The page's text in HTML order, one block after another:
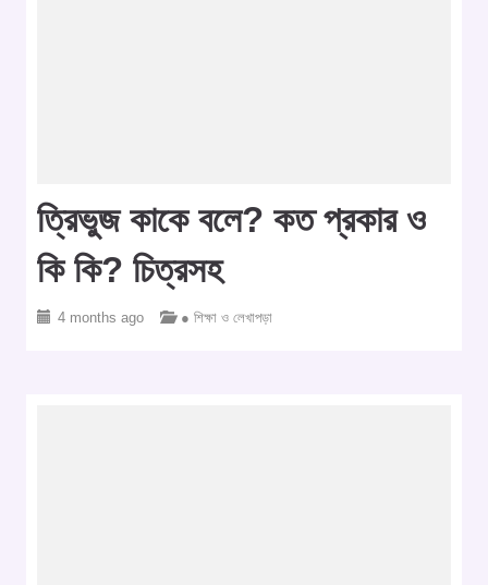
ত্রিভুজ কাকে বলে? কত প্রকার ও
কি কি? চিত্রসহ
4 months ago ● শিক্ষা ও লেখাপড়া